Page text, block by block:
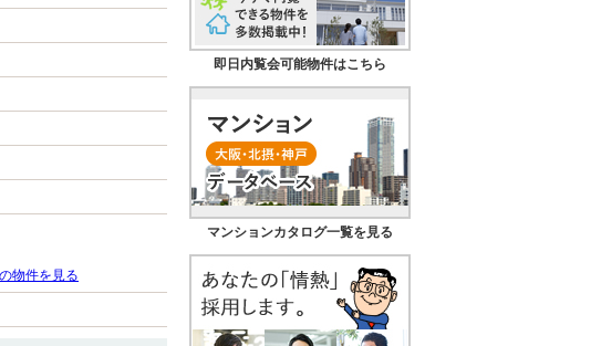
物件を見る
即日内覧会可能物件はこちら
マンションカタログ一覧を見る